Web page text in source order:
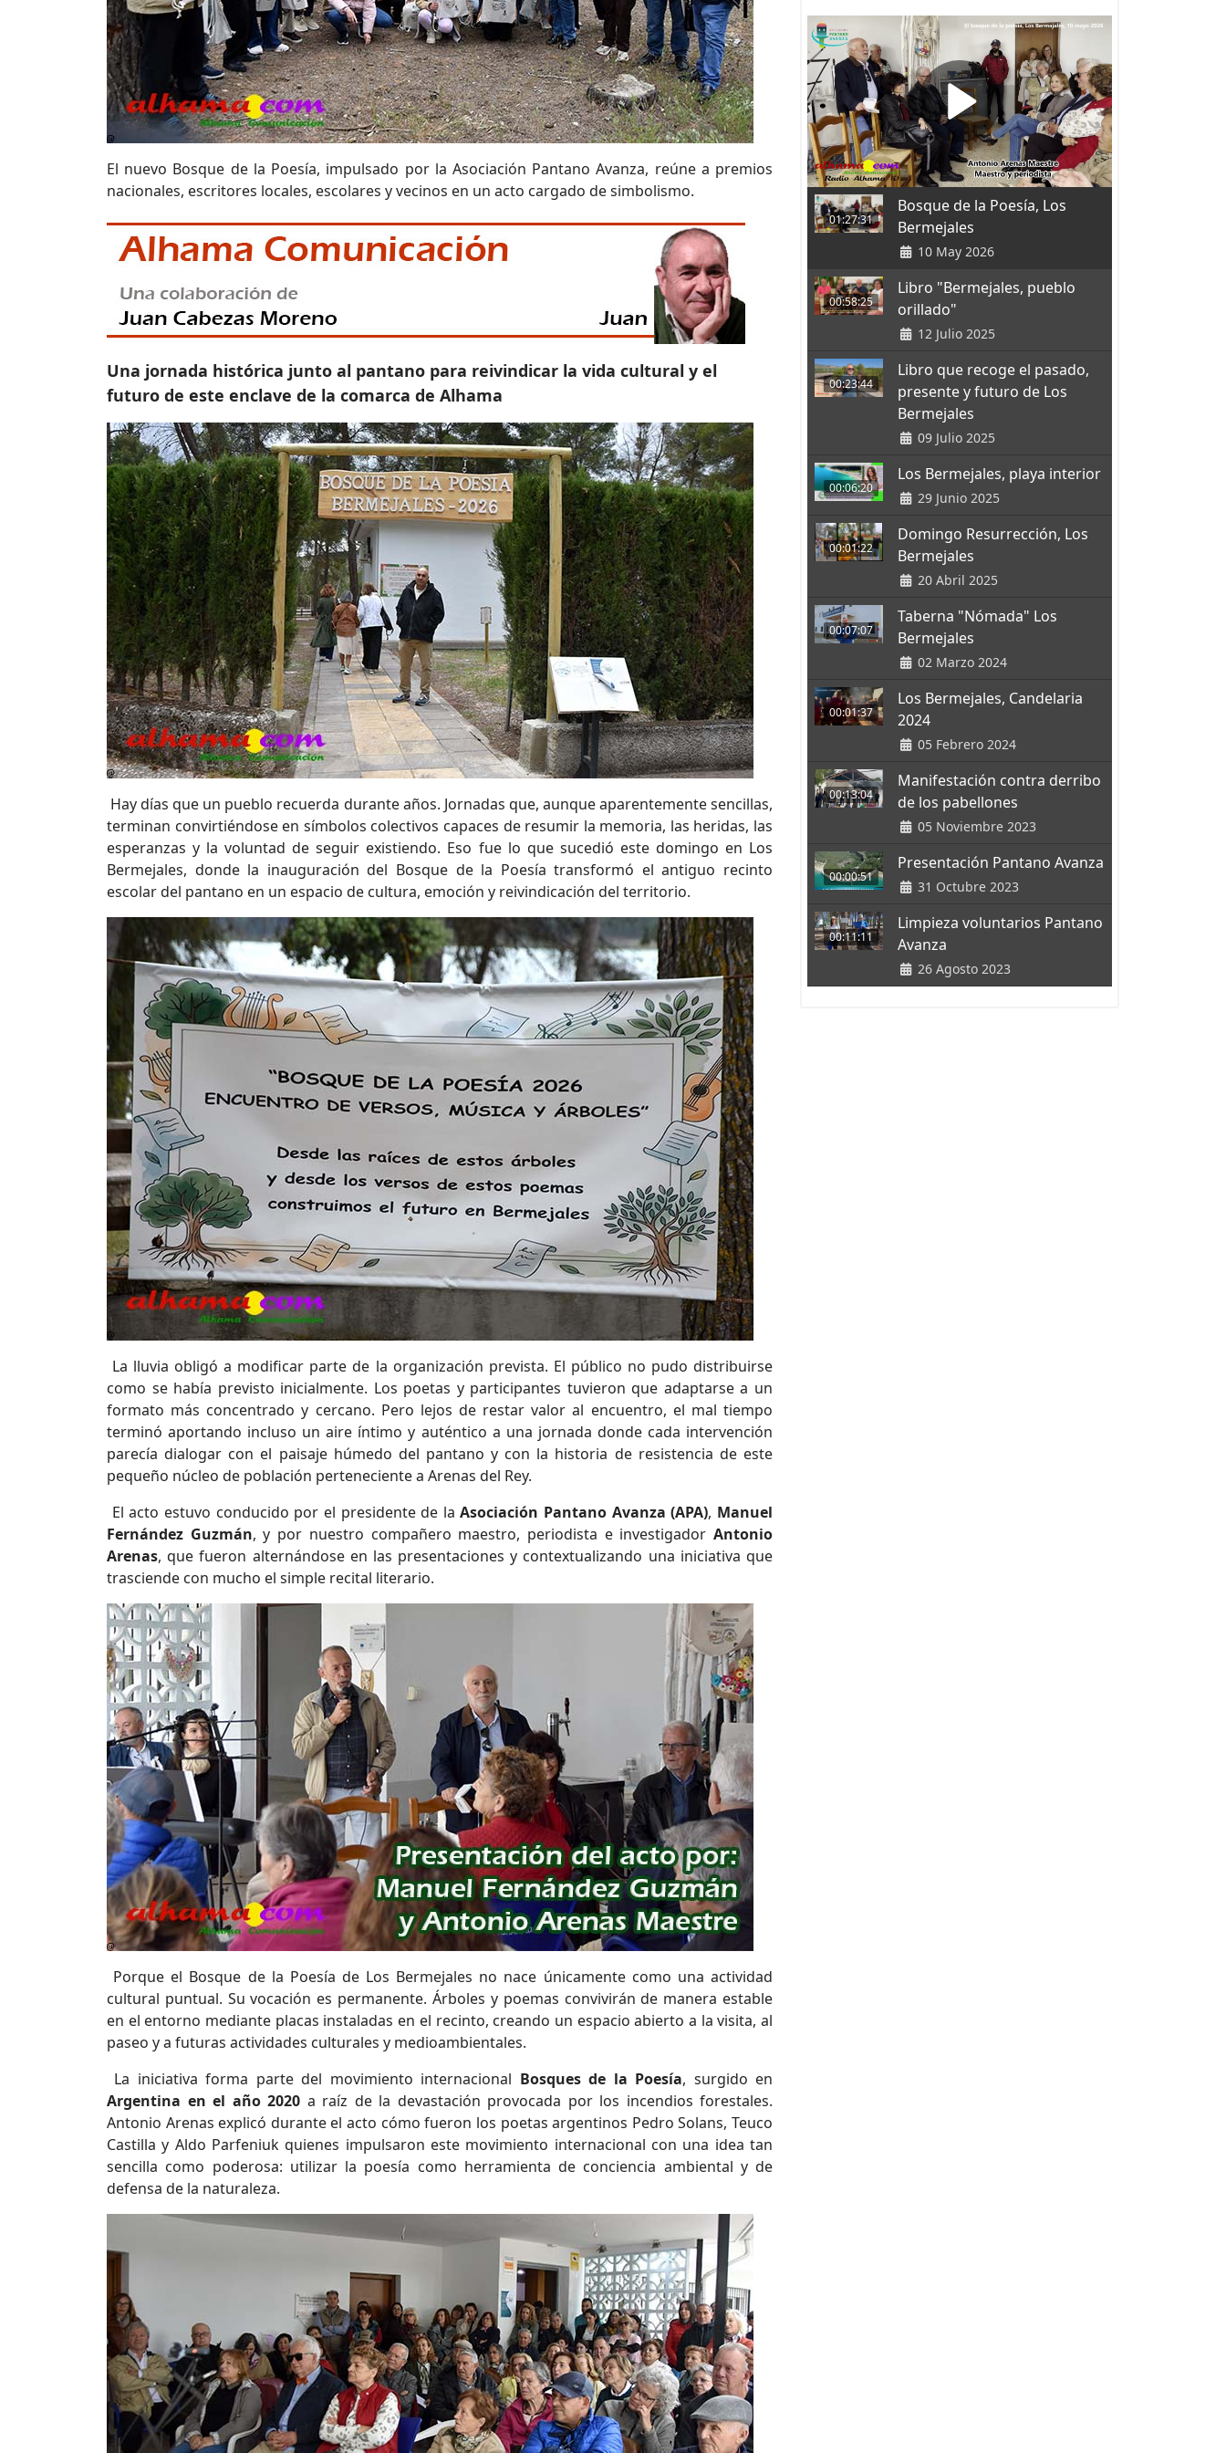
El nuevo Bosque de la Poesía, impulsado por la Asociación Pantano Avanza, reúne a premios
nacionales, escritores locales, escolares y vecinos en un acto cargado de simbolismo.
Una jornada histórica junto al pantano para reivindicar la vida cultural y el
futuro de este enclave de la comarca de Alhama
Hay días que un pueblo recuerda durante años. Jornadas que, aunque aparentemente sencillas,
terminan convirtiéndose en símbolos colectivos capaces de resumir la memoria, las heridas, las
esperanzas y la voluntad de seguir existiendo. Eso fue lo que sucedió este domingo en Los
Bermejales, donde la inauguración del Bosque de la Poesía transformó el antiguo recinto
escolar del pantano en un espacio de cultura, emoción y reivindicación del territorio.
La lluvia obligó a modificar parte de la organización prevista. El público no pudo distribuirse
como se había previsto inicialmente. Los poetas y participantes tuvieron que adaptarse a un
formato más concentrado y cercano. Pero lejos de restar valor al encuentro, el mal tiempo
terminó aportando incluso un aire íntimo y auténtico a una jornada donde cada intervención
parecía dialogar con el paisaje húmedo del pantano y con la historia de resistencia de este
pequeño núcleo de población perteneciente a Arenas del Rey.
El acto estuvo conducido por el presidente de laAsociación Pantano Avanza (APA), Manuel
Fernández Guzmán, y por nuestro compañero maestro, periodista e investigadorAntonio
Arenas, que fueron alternándose en las presentaciones y contextualizando una iniciativa que
trasciende con mucho el simple recital literario.
Porque el Bosque de la Poesía de Los Bermejales no nace únicamente como una actividad
cultural puntual. Su vocación es permanente. Árboles y poemas convivirán de manera estable
en el entorno mediante placas instaladas en el recinto, creando un espacio abierto a la visita, al
paseo y a futuras actividades culturales y medioambientales.
La iniciativa forma parte del movimiento internacional Bosques de la Poesía, surgido en
Argentina en el año 2020 a raíz de la devastación provocada por los incendios forestales.
Antonio Arenas explicó durante el acto cómo fueron los poetas argentinos Pedro Solans, Teuco
Castilla y Aldo Parfeniuk quienes impulsaron este movimiento internacional con una idea tan
sencilla como poderosa: utilizar la poesía como herramienta de conciencia ambiental y de
defensa de la naturaleza.
01:27:31
Bosque de la Poesía, Los
Bermejales
10 May 2026
00:58:25
Libro "Bermejales, pueblo
orillado"
12 Julio 2025
00:23:44
Libro que recoge el pasado,
presente y futuro de Los
Bermejales
09 Julio 2025
00:06:20
Los Bermejales, playa interior
29 Junio 2025
00:01:22
Domingo Resurrección, Los
Bermejales
20 Abril 2025
00:07:07
Taberna "Nómada" Los
Bermejales
02 Marzo 2024
00:01:37
Los Bermejales, Candelaria
2024
05 Febrero 2024
00:13:04
Manifestación contra derribo
de los pabellones
05 Noviembre 2023
00:00:51
Presentación Pantano Avanza
31 Octubre 2023
00:11:11
Limpieza voluntarios Pantano
Avanza
26 Agosto 2023